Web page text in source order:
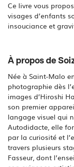
Ce livre vous
visages d’enfants
À propos de
Née à Saint-Malo
photographie dès
images d’Hiroshi
son premier
langage visuel qui
Autodidacte, elle
par la curiosité et
travers plusieurs
Fasseur, dont